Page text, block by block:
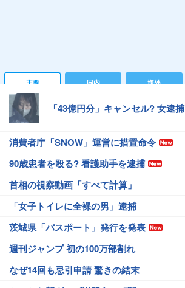
主要 国内 海外
「43億円分」キャンセル? 女逮捕
消費者庁「SNOW」運営に措置命令
90歳患者を殴る? 看護助手を逮捕
首相の視察動画「すべて計算」
「女子トイレに全裸の男」逮捕
茨城県「パスポート」発行を発表
週刊ジャンプ 初の100万部割れ
なぜ14回も忌引申請 驚きの結末